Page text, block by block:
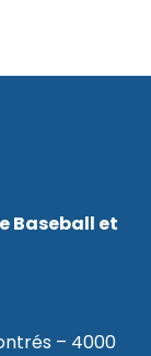
Baseball et
– 4000